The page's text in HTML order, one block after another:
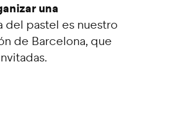
una
del pastel es nuestro
de Barcelona, que